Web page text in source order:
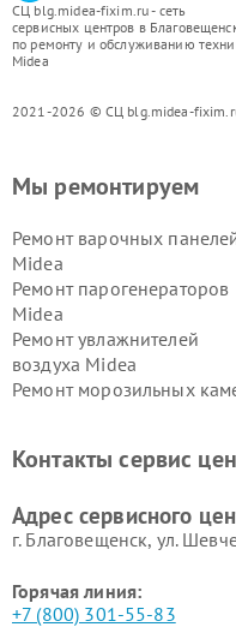
СЦ blg.midea-fixim.ru - сеть
сервисных центров в
по ремонту и обслуживанию
Midea
2021-2026 © СЦ blg.midea-
Мы ремонтируем
Ремонт варочных
Midea
Ремонт парогенераторов
Midea
Ремонт увлажнителей
воздуха Midea
Ремонт морозильных
пылесосов Midea
Контакты сервис
Адрес сервисного
г. Благовещенск, ул.
Горячая линия:
+7 (800) 301-55-83